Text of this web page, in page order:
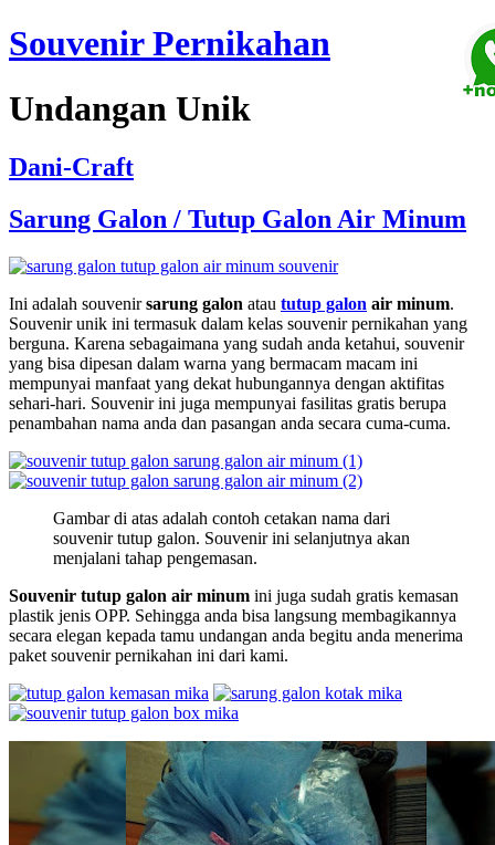
Souvenir Pernikahan
Undangan Unik
Dani-Craft
Sarung Galon / Tutup Galon Air Minum
Ini adalah souvenirsarung galon atau tutup galon air minum.
Souvenir unik ini termasuk dalam kelas souvenir pernikahan yang
berguna. Karena sebagaimana yang sudah anda ketahui, souvenir
yang bisa dipesan dalam warna yang bermacam macam ini
mempunyai manfaat yang dekat hubungannya dengan aktifitas
sehari-hari. Souvenir ini juga mempunyai fasilitas gratis berupa
penambahan nama anda dan pasangan anda secara cuma-cuma.
Gambar di atas adalah contoh cetakan nama dari
souvenir tutup galon. Souvenir ini selanjutnya akan
menjalani tahap pengemasan.
Souvenir tutup galon air minum ini juga sudah gratis kemasan
plastik jenis OPP. Sehingga anda bisa langsung membagikannya
secara elegan kepada tamu undangan anda begitu anda menerima
paket souvenir pernikahan ini dari kami.